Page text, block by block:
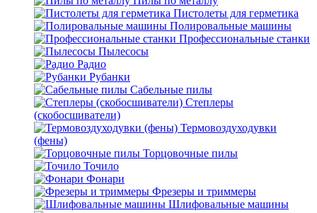
Пистолеты для герметика
Полировальные машины
Профессиональные станки
Пылесосы
Радио
Рубанки
Сабельные пилы
Степлеры
(скобосшиватели)
Термовоздуходувки
(фены)
Торцовочные пилы
Точило
Фонари
Фрезеры и триммеры
Шлифовальные машины